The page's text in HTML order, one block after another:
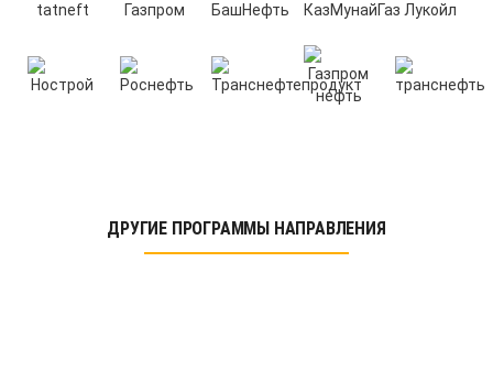
ДРУГИЕ ПРОГРАММЫ НАПРАВЛЕНИЯ